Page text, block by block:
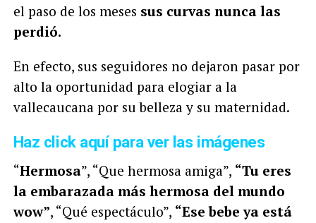
el paso de los meses sus curvas nunca las
perdió.
En efecto, sus seguidores no dejaron pasar por
alto la oportunidad para elogiar a la
vallecaucana por su belleza y su maternidad.
Haz click aquí para ver las imágenes
“Hermosa”, “Que hermosa amiga”, “Tu eres
la embarazada más hermosa del mundo
wow”, “Qué espectáculo”, “Ese bebe ya está